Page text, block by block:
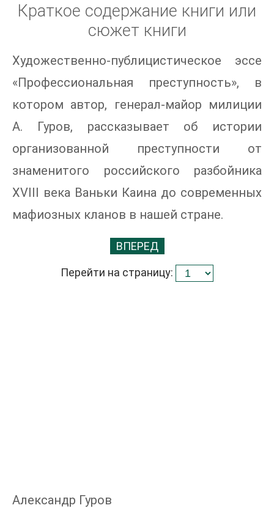
Краткое содержание книги или
сюжет книги
Художественно-публицистическое эссе
«Профессиональная преступность», в
котором автор, генерал-майор милиции
А. Гуров, рассказывает об истории
организованной преступности от
знаменитого российского разбойника
XVIII века Ваньки Каина до современных
мафиозных кланов в нашей стране.
ВПЕРЕД
Перейти на страницу:
Александр Гуров